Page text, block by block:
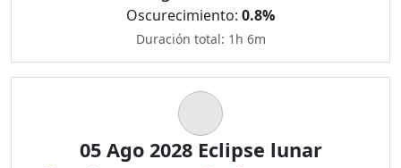
Oscurecimiento: 0.8%
Duración total: 1h 6m
05 Ago 2028 Eclipse lunar